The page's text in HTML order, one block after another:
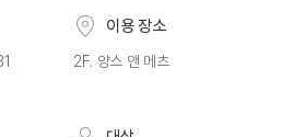
이용 장소
2F. 양스 앤 메츠